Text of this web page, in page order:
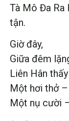
Tà Mô Đa Ra
tận.
Giờ đây,
Giữa đêm
Liên Hân
Một hơi thở –
Một nụ cười